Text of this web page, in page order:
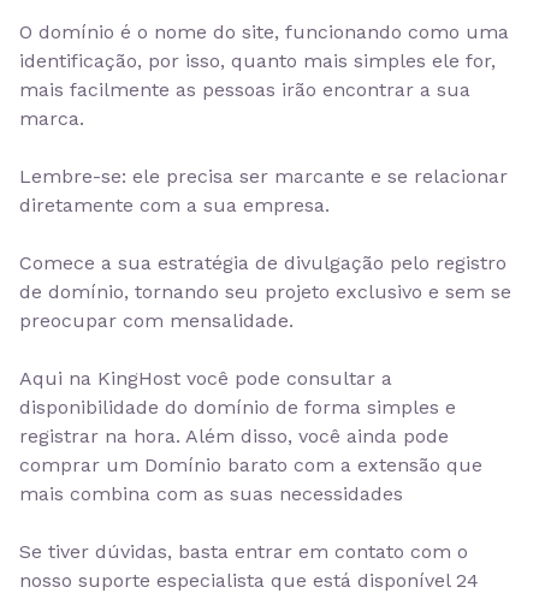
O domínio é o nome do site, funcionando como uma
identificação, por isso, quanto mais simples ele for,
mais facilmente as pessoas irão encontrar a sua
marca.
Lembre-se: ele precisa ser marcante e se relacionar
diretamente com a sua empresa.
Comece a sua estratégia de divulgação pelo registro
de domínio, tornando seu projeto exclusivo e sem se
preocupar com mensalidade.
Aqui na KingHost você pode consultar a
disponibilidade do domínio de forma simples e
registrar na hora. Além disso, você ainda pode
comprar um Domínio barato com a extensão que
mais combina com as suas necessidades
Se tiver dúvidas, basta entrar em contato com o
nosso suporte especialista que está disponível 24